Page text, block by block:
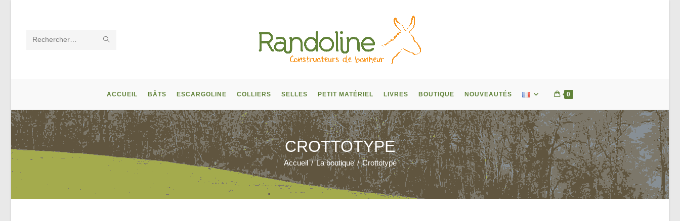
Rechercher
ACCUEIL BÂTS ESCARGOLINE COLLIERS SELLES PETIT MATÉRIEL LIVRES BOUTIQUE NOUVEAUTÉS 0
CROTTOTYPE
Accueil / La boutique / Crottotype